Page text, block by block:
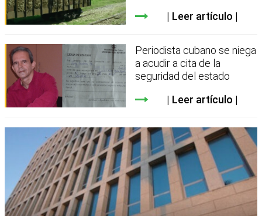
Leer artículo
Periodista cubano se niega
a acudir a cita de la
seguridad del estado
Leer artículo